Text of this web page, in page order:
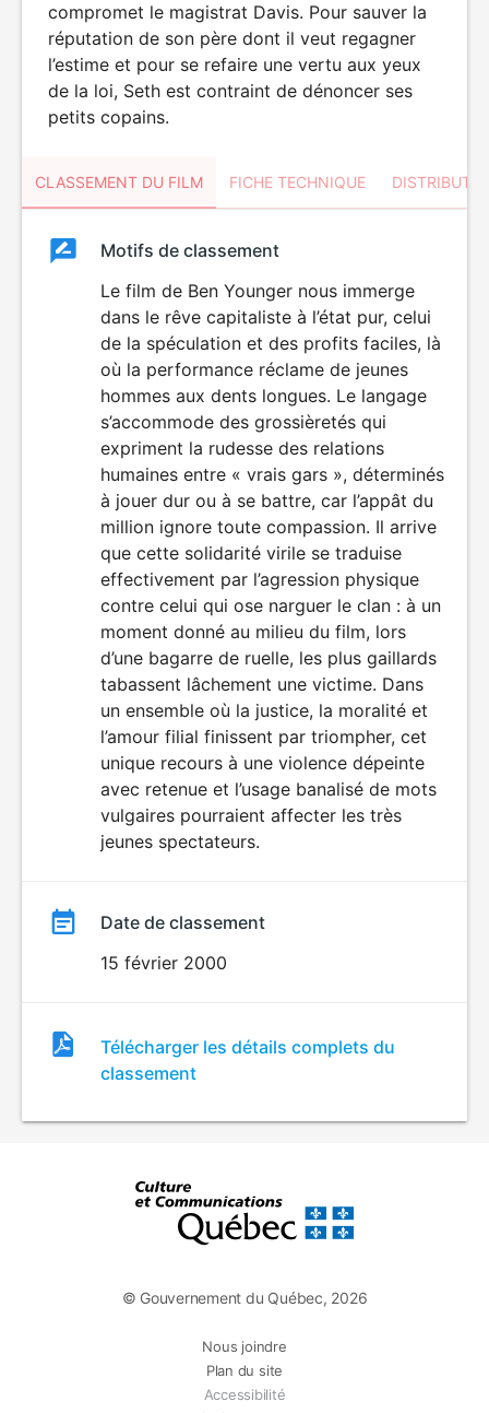
compromet le magistrat Davis. Pour sauver la
réputation de son père dont il veut regagner
l’estime et pour se refaire une vertu aux yeux
de la loi, Seth est contraint de dénoncer ses
petits copains.
CLASSEMENT DU FILM FICHE TECHNIQUE
ClassementClassement
DÉCONSEILLÉ
AUX JEUNES
ENFANTS
Motifs de classement
Le film de Ben Younger nous immerge
dans le rêve capitaliste à l’état pur, celui
de la spéculation et des profits faciles, là
où la performance réclame de jeunes
hommes aux dents longues. Le langage
s’accommode des grossièretés qui
expriment la rudesse des relations
humaines entre « vrais gars », déterminés
à jouer dur ou à se battre, car l’appât du
million ignore toute compassion. Il arrive
que cette solidarité virile se traduise
effectivement par l’agression physique
contre celui qui ose narguer le clan : à un
moment donné au milieu du film, lors
d’une bagarre de ruelle, les plus gaillards
tabassent lâchement une victime. Dans
un ensemble où la justice, la moralité et
l’amour filial finissent par triompher, cet
unique recours à une violence dépeinte
avec retenue et l’usage banalisé de mots
vulgaires pourraient affecter les très
jeunes spectateurs.
Date de classement
15 février 2000
Fichier
de
classement
Télécharger les détails complets du
classement
© Gouvernement du Québec, 2026
Nous joindre
Plan du site
Accessibilité